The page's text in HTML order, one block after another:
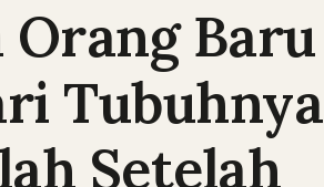
Orang Baru
Tubuhnya
Setelah